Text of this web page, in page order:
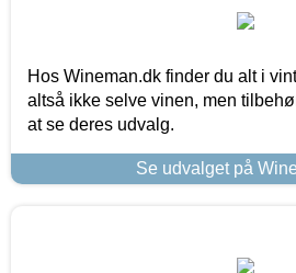
Hos Wineman.dk finder du alt i
altså ikke selve vinen, men
at se deres udvalg.
Se udvalget på